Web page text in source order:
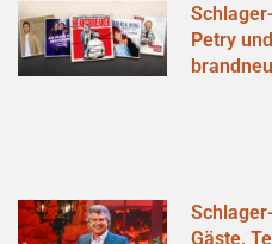
Petry
Gäste,